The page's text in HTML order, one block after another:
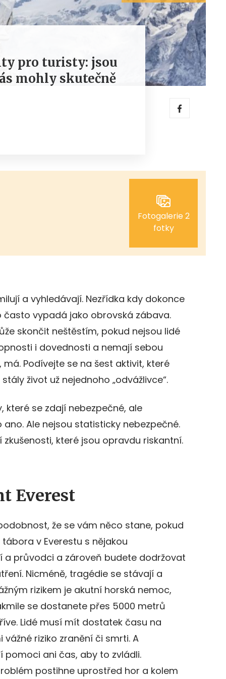
pro turisty: jsou
mohly skutečně
Fotogalerie 2
fotky
a vyhledávají. Nezřídka kdy dokonce
často vypadá jako obrovská zábava.
skončit neštěstím, pokud nejsou lidé
i dovednosti a nemají sebou
Podívejte se na šest aktivit, které
život už nejednoho „odvážlivce“.
které se zdají nebezpečné, ale
Ale nejsou statisticky nebezpečné.
které jsou opravdu riskantní.
Everest
že se vám něco stane, pokud
v Everestu s nějakou
a průvodci a zároveň budete dodržovat
Nicméně, tragédie se stávají a
rizikem je akutní horská nemoc,
se dostanete přes 5000 metrů
Lidé musí mít dostatek času na
riziko zranění či smrti. A
ani čas, aby to zvládli.
postihne uprostřed hor a kolem